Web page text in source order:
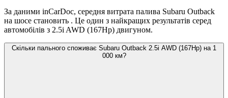
За даними inCarDoc, середня витрата палива Subaru Outback
на шосе становить . Це один з найкращих результатів серед
автомобілів з 2.5i AWD (167Hp) двигуном.
Скільки пального споживає Subaru Outback 2.5i AWD (167Hp) на 1
000 км?